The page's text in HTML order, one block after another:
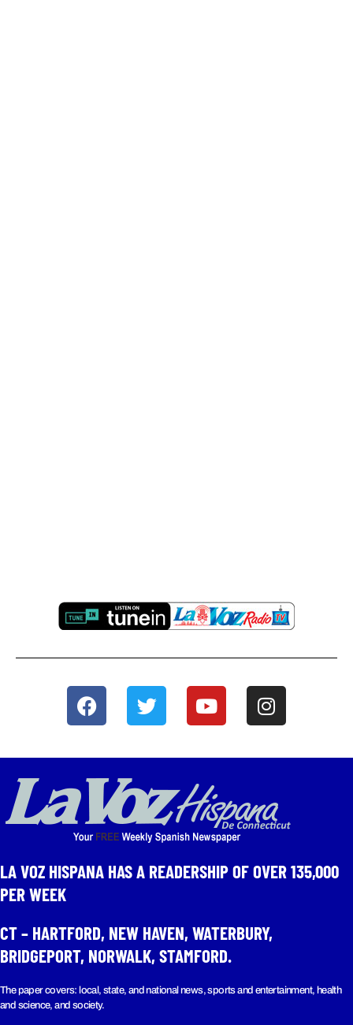
LA VOZ HISPANA HAS A READERSHIP OF OVER 135,000
PER WEEK​
CT – HARTFORD, NEW HAVEN, WATERBURY,
BRIDGEPORT, NORWALK, STAMFORD.
The paper covers: local, state, and national news, sports and entertainment, health
and science, and society.